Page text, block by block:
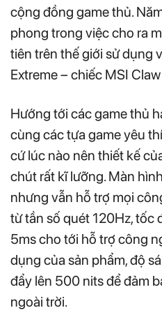
cộng đồng game thủ.
phong trong việc cho ra
tiên trên thế giới sử dụng
Extreme – chiếc MSI
Hướng tới các game thủ
cùng các tựa game yêu
cứ lúc nào nên thiết kế
chút rất kĩ lưỡng. Màn
nhưng vẫn hỗ trợ mọi
từ tần số quét 120Hz, tốc
5ms cho tới hỗ trợ công
dụng của sản phẩm, độ
đẩy lên 500 nits để đảm
ngoài trời.